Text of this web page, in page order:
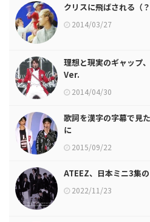
クリスに飛ばされる（
2014/03/27
理想と現実のギャップ
Ver.
2014/04/30
歌詞を漢字の字幕で見
に
2015/09/22
ATEEZ、日本ミニ3集
2022/11/23